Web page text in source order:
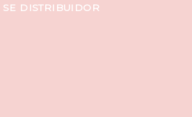
SE DISTRIBUIDOR